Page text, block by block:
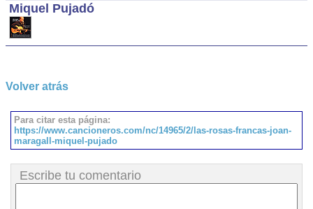
Miquel Pujadó
Volver atrás
Para citar esta página:
https://www.cancioneros.com/nc/14965/2/las-rosas-francas-joan-
maragall-miquel-pujado
Escribe tu comentario